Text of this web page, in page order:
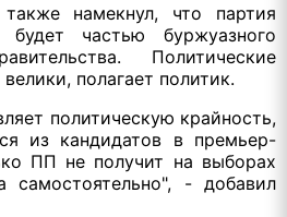
намекнул, что партия
частью буржуазного
Политические
полагает политик.
политическую крайность,
из кандидатов в премьер-
ПП не получит на выборах
самостоятельно", - добавил